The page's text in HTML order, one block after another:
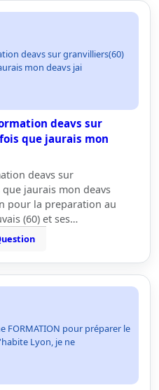
deavs sur granvilliers(60)
mon deavs jai
deavs sur
que jaurais mon
deavs sur
jaurais mon deavs
pour la preparation au
(60) et ses…
FORMATION pour préparer le
Lyon, je ne